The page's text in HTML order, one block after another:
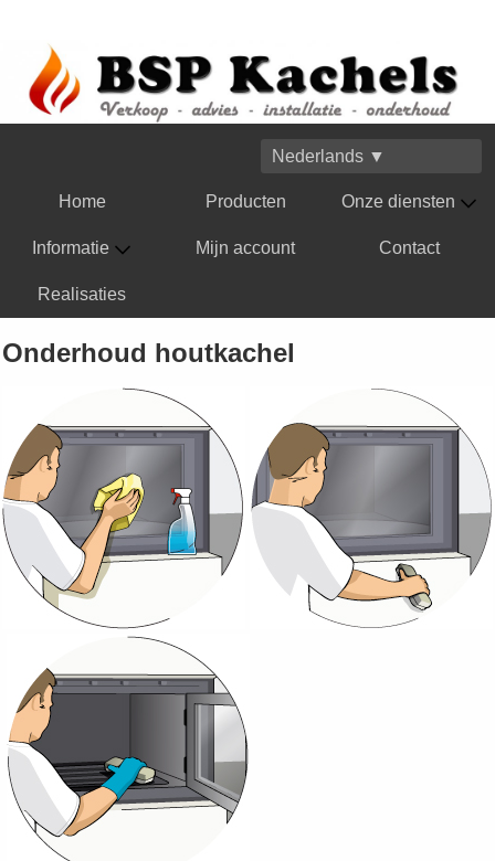
Nederlands ▼
Home Producten Onze diensten
Informatie Mijn account Contact
Realisaties
Onderhoud houtkachel